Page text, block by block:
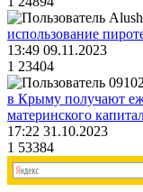
использование
13:49 09.11.2023
1 23404
в Крыму получают
материнского
17:22 31.10.2023
1 53384